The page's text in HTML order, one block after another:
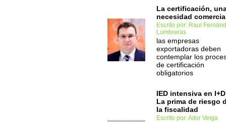
La certificación,
necesidad
Escrito por: Raul
Lumbreras
las empresas
exportadoras deben
contemplar los
de certificación
obligatorios
IED intensiva en
La prima de riesgo
la fiscalidad
Escrito por: Aitor Veiga